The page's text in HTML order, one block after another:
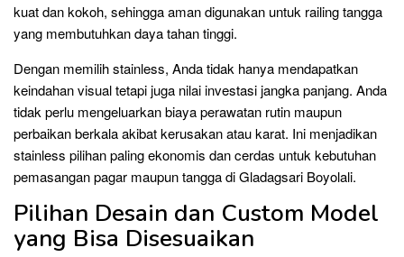
kuat dan kokoh, sehingga aman digunakan untuk railing tangga
yang membutuhkan daya tahan tinggi.
Dengan memilih stainless, Anda tidak hanya mendapatkan
keindahan visual tetapi juga nilai investasi jangka panjang. Anda
tidak perlu mengeluarkan biaya perawatan rutin maupun
perbaikan berkala akibat kerusakan atau karat. Ini menjadikan
stainless pilihan paling ekonomis dan cerdas untuk kebutuhan
pemasangan pagar maupun tangga di Gladagsari Boyolali.
Pilihan Desain dan Custom Model
yang Bisa Disesuaikan